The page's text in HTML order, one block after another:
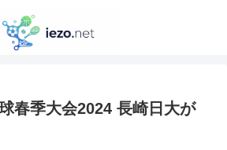
春季大会2024 長崎日大が